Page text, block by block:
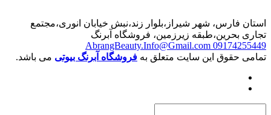
شهر شیراز،بلوار زند،نبش خیابان انوری،مجتمع
زیرزمین، فروشگاه آبرنگ
AbrangBeauty.Info@Gmail.com
این سایت متعلق به فروشگاه آبرنگ بیوتی می باشد.